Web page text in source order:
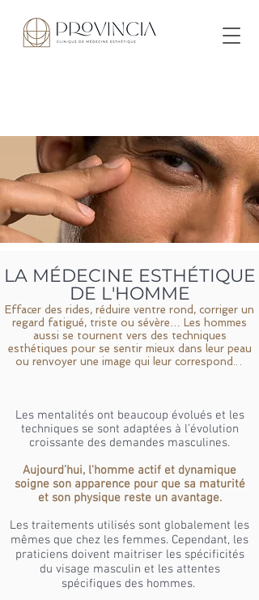
LA MÉDECINE ESTHÉTIQUE
DE L'HOMME
​Effacer des rides, réduire ventre rond, corriger un
regard fatigué, triste ou sévère… Les hommes
aussi se tournent vers des techniques
esthétiques pour se sentir mieux dans leur peau
ou renvoyer une image qui leur correspond...
Les mentalités ont beaucoup évolués et les
techniques se sont adaptées à l’évolution
croissante des demandes masculines.
Aujourd’hui, l'homme actif et dynamique
soigne son apparence pour que sa maturité
et son physique reste un avantage.
Les traitements utilisés sont globalement les
mêmes que chez les femmes. Cependant, les
praticiens doivent maitriser les spécificités
du visage masculin et les attentes
spécifiques des hommes.